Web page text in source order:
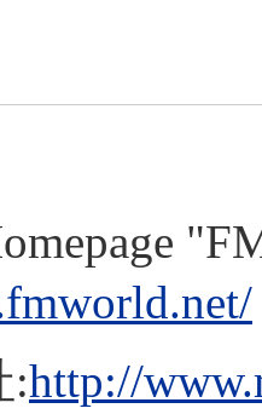
:http://